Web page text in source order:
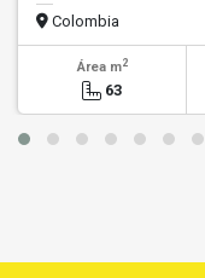
Colombia
Área m2
63